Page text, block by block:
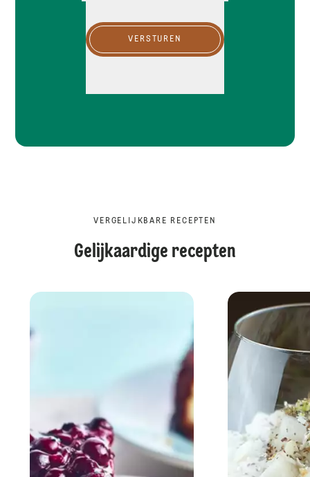
VERSTUREN
VERGELIJKBARE RECEPTEN
Gelijkaardige recepten